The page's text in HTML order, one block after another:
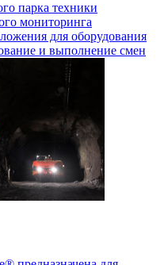
парка техники
мониторинга
для оборудования
и выполнение смен